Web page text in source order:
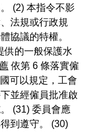
(2) 本指令不影
法規或行政規
協議的特權。
供的一般保護水
依第 6 條落實僱
可以規定，工會
並經僱員批准啟
(31) 委員會應
到遵守。 (30)